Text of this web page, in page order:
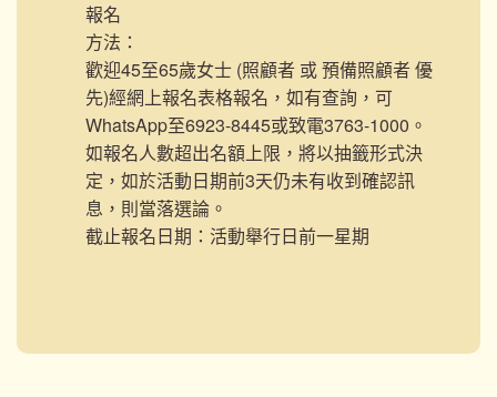
報名
方法：
歡迎45至65歲女士 (照顧者 或 預備照顧者 優
先)經網上報名表格報名，如有查詢，可
WhatsApp至6923-8445或致電3763-1000。
如報名人數超出名額上限，將以抽籤形式決
定，如於活動日期前3天仍未有收到確認訊
息，則當落選論。
截止報名日期：活動舉行日前一星期